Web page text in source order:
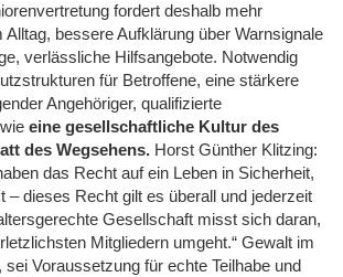
fordert deshalb mehr
bessere Aufklärung über Warnsignale
verlässliche Hilfsangebote. Notwendig
für Betroffene, eine stärkere
Angehöriger, qualifizierte
eine gesellschaftliche Kultur des
des Wegsehens. Horst Günther Klitzing:
das Recht auf ein Leben in Sicherheit,
– dieses Recht gilt es überall und jederzeit
Gesellschaft misst sich daran,
Mitgliedern umgeht.“ Gewalt im
Voraussetzung für echte Teilhabe und